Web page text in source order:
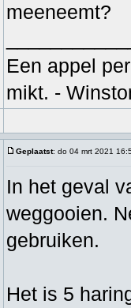
meeneemt?
Een appel
mikt. -
Geplaatst: do 04 mrt 2021
In het geval
weggooien.
gebruiken.
Het is 5